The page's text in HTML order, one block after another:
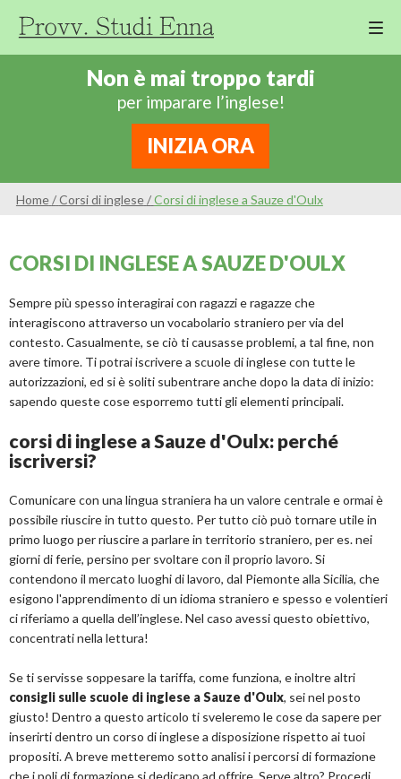
Non è mai troppo tardi
per imparare l’inglese!
INIZIA ORA
Home/Corsi di inglese/Corsi di inglese a Sauze d'Oulx
CORSI DI INGLESE A SAUZE D'OULX
Sempre più spesso interagirai con ragazzi e ragazze che
interagiscono attraverso un vocabolario straniero per via del
contesto. Casualmente, se ciò ti causasse problemi, a tal fine, non
avere timore. Ti potrai iscrivere a scuole di inglese con tutte le
autorizzazioni, ed si è soliti subentrare anche dopo la data di inizio:
sapendo queste cose esporremo tutti gli elementi principali.
corsi di inglese a Sauze d'Oulx: perché
iscriversi?
Comunicare con una lingua straniera ha un valore centrale e ormai è
possibile riuscire in tutto questo. Per tutto ciò può tornare utile in
primo luogo per riuscire a parlare in territorio straniero, per es. nei
giorni di ferie, persino per svoltare con il proprio lavoro. Si
contendono il mercato luoghi di lavoro, dal Piemonte alla Sicilia, che
esigono l'apprendimento di un idioma straniero e spesso e volentieri
ci riferiamo a quella dell’inglese. Nel caso avessi questo obiettivo,
concentrati nella lettura!
Se ti servisse soppesare la tariffa, come funziona, e inoltre altri
consigli sulle scuole di inglese a Sauze d'Oulx, sei nel posto
giusto! Dentro a questo articolo ti sveleremo le cose da sapere per
inserirti dentro un corso di inglese a disposizione rispetto ai tuoi
propositi. A breve metteremo sotto analisi i percorsi di formazione
che i poli di formazione si dedicano ad offrire. Serve altro? Procedi